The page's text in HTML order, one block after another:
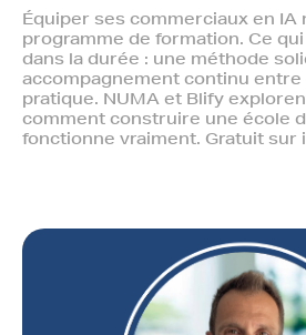
Équiper ses commerciaux en IA
programme de formation. Ce
dans la durée : une méthode
accompagnement continu
pratique. NUMA et Blify
comment construire une école
fonctionne vraiment. Gratuit sur